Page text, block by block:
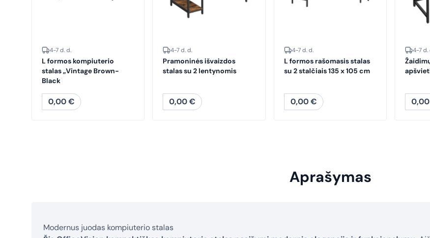
4-7 d. d.
L formos kompiuterio
stalas „Vintage Brown-
Black
0,00€
4-7 d. d.
Pramoninės išvaizdos
stalas su 2 lentynomis
0,00€
4-7 d. d.
L formos rašomasis stalas
su 2 stalčiais 135 x 105 cm
0,00€
4-7 d.
Aprašymas
Modernus juodas kompiuterio stalas